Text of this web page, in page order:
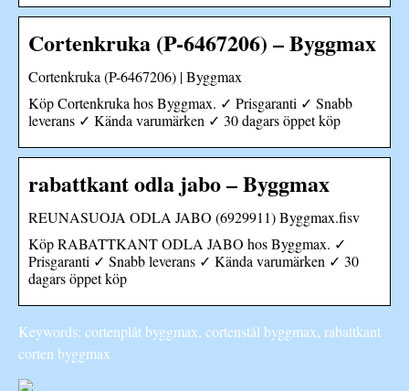
Cortenkruka (P-6467206) – Byggmax
Cortenkruka (P-6467206) | Byggmax
Köp Cortenkruka hos Byggmax. ✓ Prisgaranti ✓ Snabb
leverans ✓ Kända varumärken ✓ 30 dagars öppet köp
rabattkant odla jabo – Byggmax
REUNASUOJA ODLA JABO (6929911) Byggmax.fisv
Köp RABATTKANT ODLA JABO hos Byggmax. ✓
Prisgaranti ✓ Snabb leverans ✓ Kända varumärken ✓ 30
dagars öppet köp
Keywords: cortenplåt byggmax, cortenstål byggmax, rabattkant
corten byggmax